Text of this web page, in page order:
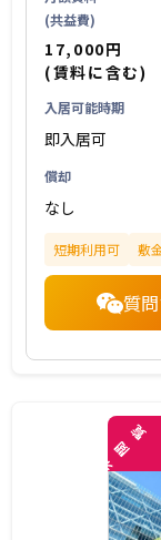
(共益費)
17,000円
(賃料に含む)
入居可能時期
即入居可
償却
なし
短期利用可 敷
質
未
閲
覧